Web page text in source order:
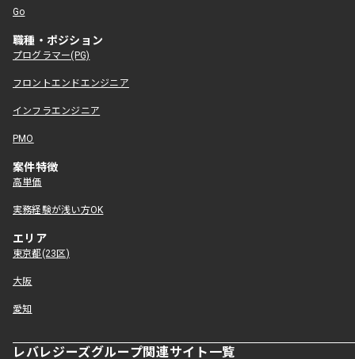
Go
職種・ポジション
プログラマー(PG)
フロントエンドエンジニア
インフラエンジニア
PMO
案件特徴
高単価
実務経験が浅い方OK
エリア
東京都(23区)
大阪
愛知
レバレジーズグループ関連サイト一覧